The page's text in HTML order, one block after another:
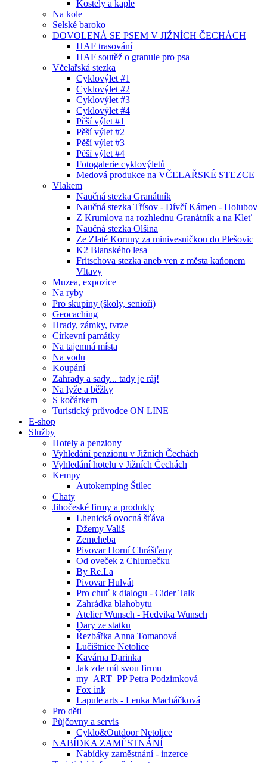
Kostely a kaple
Na kole
Selské baroko
DOVOLENÁ SE PSEM V JIŽNÍCH ČECHÁCH
HAF trasování
HAF soutěž o granule pro psa
Včelařská stezka
Cyklovýlet #1
Cyklovýlet #2
Cyklovýlet #3
Cyklovýlet #4
Pěší výlet #1
Pěší výlet #2
Pěší výlet #3
Pěší výlet #4
Fotogalerie cyklovýletů
Medová produkce na VČELAŘSKÉ STEZCE
Vlakem
Naučná stezka Granátník
Naučná stezka Třísov - Dívčí Kámen - Holubov
Z Krumlova na rozhlednu Granátník a na Kleť
Naučná stezka Olšina
Ze Zlaté Koruny za minivesničkou do Plešovic
K2 Blanského lesa
Fritschova stezka aneb ven z města kaňonem
Vltavy
Muzea, expozice
Na ryby
Pro skupiny (školy, senioři)
Geocaching
Hrady, zámky, tvrze
Církevní památky
Na tajemná místa
Na vodu
Koupání
Zahrady a sady... tady je ráj!
Na lyže a běžky
S kočárkem
Turistický průvodce ON LINE
E-shop
Služby
Hotely a penziony
Vyhledání penzionu v Jižních Čechách
Vyhledání hotelu v Jižních Čechách
Kempy
Autokemping Štilec
Chaty
Jihočeské firmy a produkty
Lhenická ovocná šťáva
Džemy Vališ
Zemcheba
Pivovar Horní Chrášťany
Od oveček z Chlumečku
By Re.La
Pivovar Hulvát
Pro chuť k dialogu - Cider Talk
Zahrádka blahobytu
Atelier Wunsch - Hedvika Wunsch
Dary ze statku
Řezbářka Anna Tomanová
Lučištnice Netolice
Kavárna Darinka
Jak zde mít svou firmu
my_ART_PP Petra Podzimková
Fox ink
Lapule arts - Lenka Macháčková
Pro děti
Půjčovny a servis
Cyklo&Outdoor Netolice
NABÍDKA ZAMĚSTNÁNÍ
Nabídky zaměstnání - inzerce